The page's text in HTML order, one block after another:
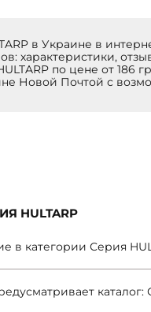
в Украине в
характеристики,
по цене от 186
Новой Почтой с
HULTARP
в категории Серия
каталог: